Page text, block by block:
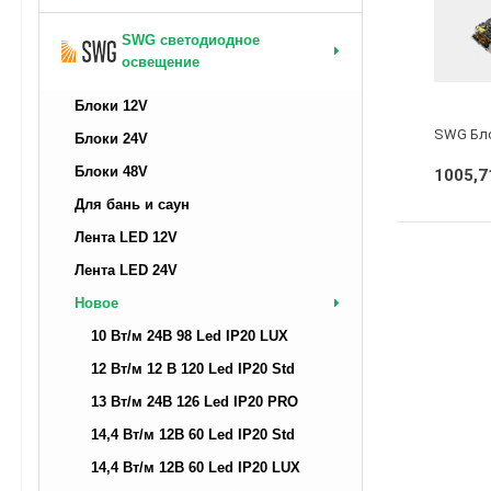
SWG светодиодное
освещение
Блоки 12V
Блоки 24V
Блоки 48V
Для бань и саун
Лента LED 12V
Лента LED 24V
Новое
10 Вт/м 24В 98 Led IP20 LUX
12 Вт/м 12 В 120 Led IP20 Std
13 Вт/м 24В 126 Led IP20 PRO
14,4 Вт/м 12В 60 Led IP20 Std
14,4 Вт/м 12В 60 Led IP20 LUX